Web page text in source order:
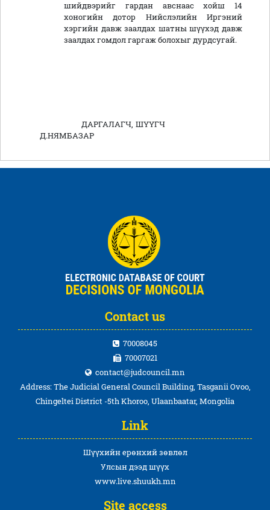
шийдвэрийг гардан авснаас хойш 14
хоногийн дотор Нийслэлийн Иргэний
хэргийн давж заалдах шатны шүүхэд давж
заалдах гомдол гаргаж болохыг дурдсугай.
ДАРГАЛАГЧ, ШҮҮГЧ
Д.НЯМБАЗАР
Contact us
70008045
70007021
contact@judcouncil.mn
Address: The Judicial General Council Building, Tasganii Ovoo,
Chingeltei District -5th Khoroo, Ulaanbaatar, Mongolia
Link
Шүүхийн ерөнхий зөвлөл
Улсын дээд шүүх
www.live.shuukh.mn
Site access